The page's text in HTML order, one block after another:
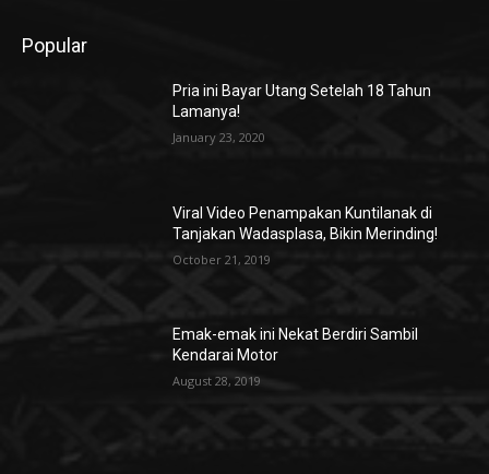
Popular
Pria ini Bayar Utang Setelah 18 Tahun
Lamanya!
January 23, 2020
Viral Video Penampakan Kuntilanak di
Tanjakan Wadasplasa, Bikin Merinding!
October 21, 2019
Emak-emak ini Nekat Berdiri Sambil
Kendarai Motor
August 28, 2019